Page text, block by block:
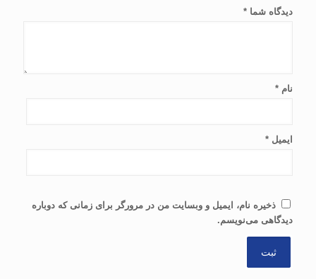
دیدگاه شما *
نام *
ایمیل *
ذخیره نام، ایمیل و وبسایت من در مرورگر برای زمانی که دوباره
دیدگاهی می‌نویسم.